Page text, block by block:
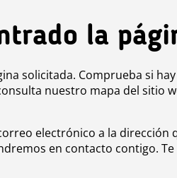
la
solicitada. Comprueba si hay
nuestro mapa del sitio
electrónico a la dirección
en contacto contigo. Te